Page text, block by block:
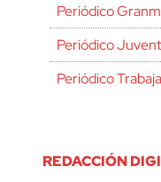
Periódico
Periódico
Periódico
REDACCIÓN